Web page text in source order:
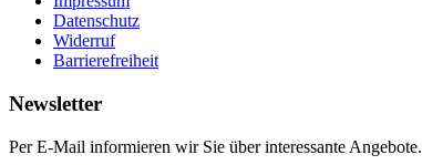
Datenschutz
Widerruf
Barrierefreiheit
Newsletter
Per E-Mail informieren wir Sie über interessante Angebote.